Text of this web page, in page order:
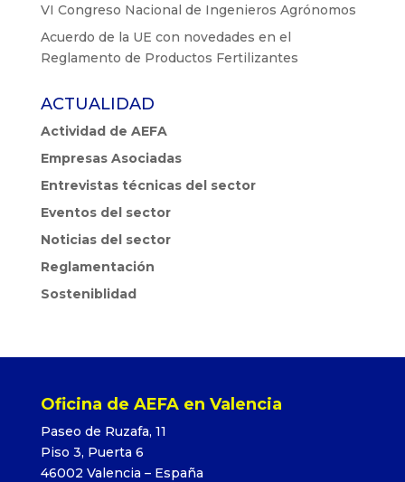
VI Congreso Nacional de Ingenieros Agrónomos
Acuerdo de la UE con novedades en el
Reglamento de Productos Fertilizantes
ACTUALIDAD
Actividad de AEFA
Empresas Asociadas
Entrevistas técnicas del sector
Eventos del sector
Noticias del sector
Reglamentación
Sosteniblidad
Oficina de AEFA en Valencia
Paseo de Ruzafa, 11
Piso 3, Puerta 6
46002 Valencia – España